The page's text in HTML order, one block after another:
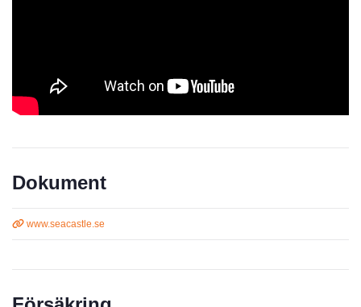
Dokument
www.seacastle.se